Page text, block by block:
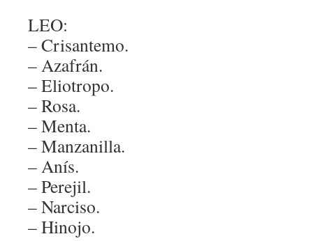
LEO:
– Crisantemo.
– Azafrán.
– Eliotropo.
– Rosa.
– Menta.
– Manzanilla.
– Anís.
– Perejil.
– Narciso.
– Hinojo.